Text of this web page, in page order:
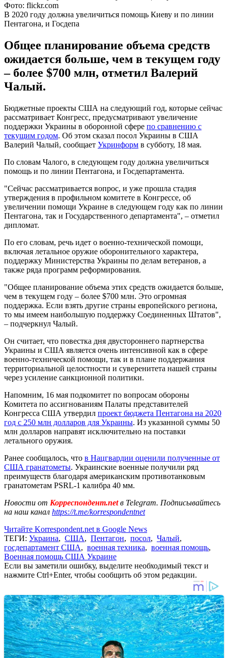
Фото: flickr.com
В 2020 году должна увеличиться помощь Киеву и по линии
Пентагона, и Госдепа
Общее планирование объема средств
ожидается больше, чем в текущем году
– более $700 млн, отметил Валерий
Чалый.
Бюджетные проекты США на следующий год, которые сейчас
рассматривает Конгресс, предусматривают увеличение
поддержки Украины в оборонной сфере по сравнению с
текущим годом. Об этом сказал посол Украины в США
Валерий Чалый, сообщает Укринформ в субботу, 18 мая.
По словам Чалого, в следующем году должна увеличиться
помощь и по линии Пентагона, и Госдепартамента.
"Сейчас рассматривается вопрос, и уже прошла стадия
утверждения в профильном комитете в Конгрессе, об
увеличении помощи Украине в следующем году как по линии
Пентагона, так и Государственного департамента", – отметил
дипломат.
По его словам, речь идет о военно-технической помощи,
включая летальное оружие оборонительного характера,
поддержку Министерства Украины по делам ветеранов, а
также ряда программ реформирования.
"Общее планирование объема этих средств ожидается больше,
чем в текущем году – более $700 млн. Это огромная
поддержка. Если взять другие страны европейского региона,
то мы имеем наибольшую поддержку Соединенных Штатов",
– подчеркнул Чалый.
Он считает, что повестка дня двустороннего партнерства
Украины и США является очень интенсивной как в сфере
военно-технической помощи, так и в плане поддержания
территориальной целостности и суверенитета нашей страны
через усиление санкционной политики.
Напомним, 16 мая подкомитет по вопросам обороны
Комитета по ассигнованиям Палаты представителей
Конгресса США утвердил проект бюджета Пентагона на 2020
год с 250 млн долларов для Украины. Из указанной суммы 50
млн долларов направят исключительно на поставки
летального оружия.
Ранее сообщалось, что в Нацгвардии оценили полученные от
США гранатометы. Украинские военные получили ряд
преимуществ благодаря американским противотанковым
гранатометам PSRL-1 калибра 40 мм.
Новости от Корреспондент.netв Telegram. Подписывайтесь
на наш канал https://t.me/korrespondentnet
Читайте Korrespondent.net в Google News
ТЕГИ: Украина, США, Пентагон, посол, Чалый,
госдепартамент США, военная техника, военная помощь,
Военная помощь США Украине
Если вы заметили ошибку, выделите необходимый текст и
нажмите Ctrl+Enter, чтобы сообщить об этом редакции.